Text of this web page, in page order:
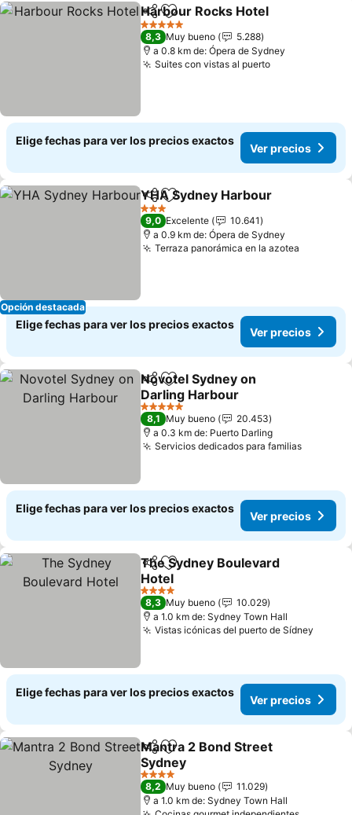
CompartirAgregar a favoritos
Harbour Rocks Hotel
5 Estrellas
8,3 Muy bueno
5.288
a 0.8 km de: Ópera de Sydney
Suites con vistas al puerto
Elige fechas para ver los precios exactos
Ver precios
Opción destacada
Compartir
Agregar a favoritos
YHA Sydney Harbour
3 Estrellas
9,0 Excelente
10.641
a 0.9 km de: Ópera de Sydney
Terraza panorámica en la azotea
Elige fechas para ver los precios exactos
Ver precios
CompartirAgregar a favoritos
Novotel Sydney on
Darling Harbour
5 Estrellas
8,1 Muy bueno
20.453
a 0.3 km de: Puerto Darling
Servicios dedicados para familias
Elige fechas para ver los precios exactos
Ver precios
Compartir
Agregar a favoritos
The Sydney Boulevard
Hotel
4 Estrellas
8,3 Muy bueno
10.029
a 1.0 km de: Sydney Town Hall
Vistas icónicas del puerto de Sídney
Elige fechas para ver los precios exactos
Ver precios
CompartirAgregar a favoritos
Mantra 2 Bond Street
Sydney
4 Estrellas
8,2 Muy bueno
11.029
a 1.0 km de: Sydney Town Hall